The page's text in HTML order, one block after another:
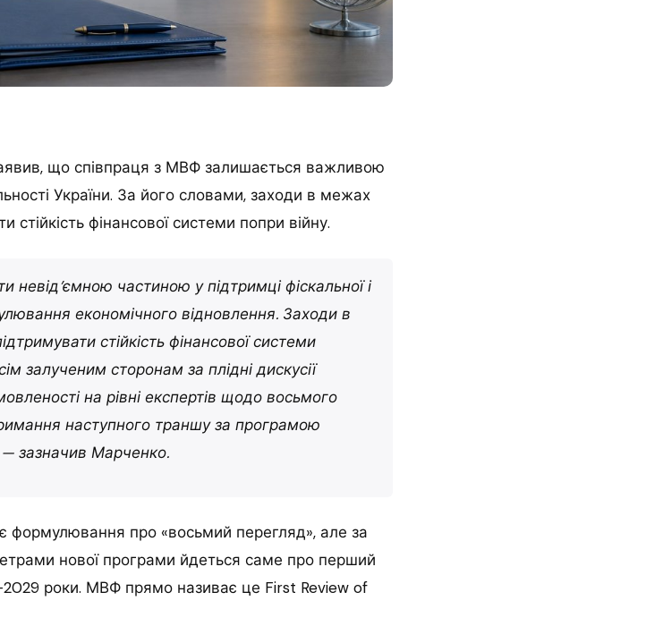
що співпраця з МВФ залишається важливою
України. За його словами, заходи в межах
фінансової системи попри війну.
частиною у підтримці фіскальної і
економічного відновлення. Заходи в
стійкість фінансової системи
залученим сторонам за плідні дискусії
на рівні експертів щодо восьмого
наступного траншу за програмою
зазначив Марченко.
формулювання про «восьмий перегляд», але за
нової програми йдеться саме про перший
роки. МВФ прямо називає це First Review of